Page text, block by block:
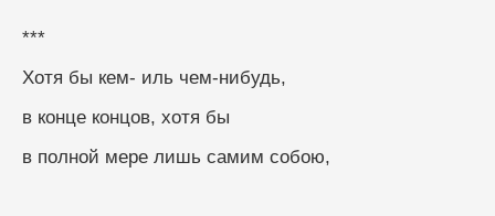
***
Хотя бы кем- иль чем-нибудь,
в конце концов, хотя бы
в полной мере лишь самим собою,